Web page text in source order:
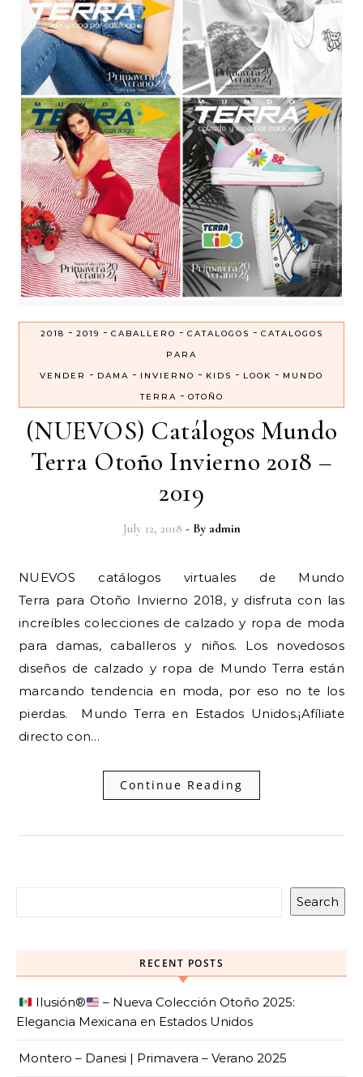
2018 - 2019 - CABALLERO - CATALOGOS - CATALOGOS
PARA
VENDER
- DAMA - INVIERNO - KIDS - LOOK - MUNDO
TERRA - OTOÑO
(NUEVOS) Catálogos Mundo
Terra Otoño Invierno 2018 –
2019
July 12, 2018 - By admin
NUEVOS catálogos virtuales de Mundo
Terra para Otoño Invierno 2018, y disfruta con las
increíbles colecciones de calzado y ropa de moda
para damas, caballeros y niños. Los novedosos
diseños de calzado y ropa de Mundo Terra están
marcando tendencia en moda, por eso no te los
pierdas. Mundo Terra en Estados Unidos.¡Afíliate
directo con…
Continue Reading
Search
RECENT POSTS
Ilusión®️
– Nueva Colección Otoño 2025:
Elegancia Mexicana en Estados Unidos
Montero – Danesi | Primavera – Verano 2025